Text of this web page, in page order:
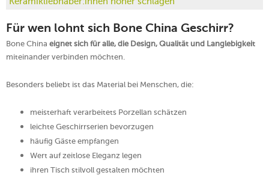
Für wen lohnt sich Bone China Geschirr?
Bone China eignet sich für alle, die Design, Qualität und Langlebigkeit
miteinander verbinden möchten.
Besonders beliebt ist das Material bei Menschen, die:
meisterhaft verarbeitets Porzellan schätzen
leichte Geschirrserien bevorzugen
häufig Gäste empfangen
Wert auf zeitlose Eleganz legen
ihren Tisch stilvoll gestalten möchten